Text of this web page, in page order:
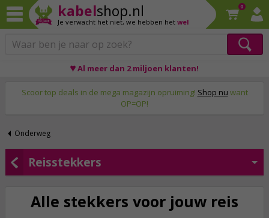
kabelshop.nl
Je verwacht het niet, we hebben het wel
0
Scoor top deals in de mega magazijn opruiming! Shop nu want
OP=OP!
Onderweg
Reisstekkers
Alle stekkers voor jouw reis